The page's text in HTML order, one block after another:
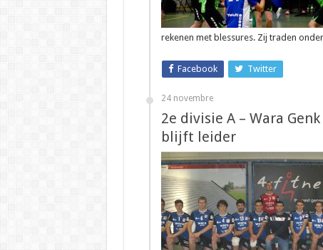
rekenen met blessures. Zij traden
Facebook Twitter
24 novembre
2e divisie A – Wara
blijft leider